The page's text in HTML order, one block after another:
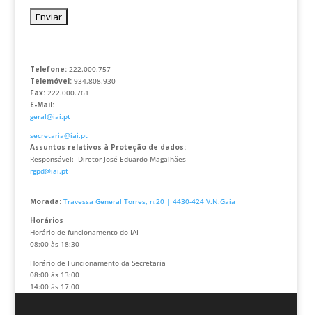
Telefone:222.000.757
Telemóvel:934.808.930
Fax:222.000.761
E-Mail:
geral@iai.pt
secretaria@iai.pt
Assuntos relativos à Proteção de dados:
Responsável: Diretor José Eduardo Magalhães
rgpd@iai.pt
Morada: Travessa General Torres, n.20 | 4430-424 V.N.Gaia
Horários
Horário de funcionamento do IAI
08:00 às 18:30
Horário de Funcionamento da Secretaria
08:00 às 13:00
14:00 às 17:00